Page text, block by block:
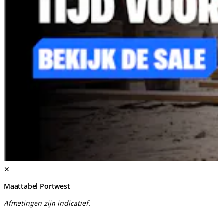
✕
Maattabel Portwest
Afmetingen zijn indicatief.